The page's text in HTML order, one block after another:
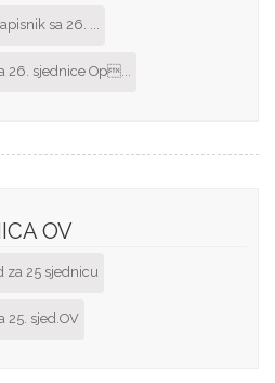
sa 26. ...
26. sjednice Op...
OV
za 25 sjednicu
25. sjed.OV